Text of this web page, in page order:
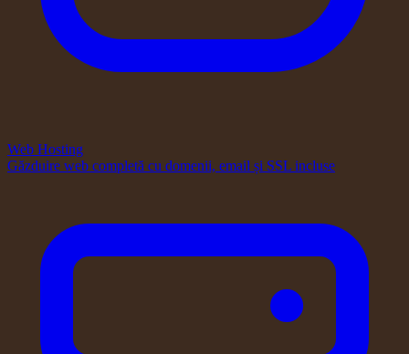
Web Hosting
Găzduire web completă cu domenii, email și SSL incluse